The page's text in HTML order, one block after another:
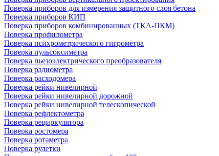
Поверка приборов для измерения защитного слоя бетона
Поверка приборов КИП
Поверка приборов комбинированных (ТКА-ПКМ)
Поверка профилометра
Поверка психрометрического гигрометра
Поверка пульсоксиметра
Поверка пьезоэлектрического преобразователя
Поверка радиометра
Поверка расходомера
Поверка рейки нивелирной
Поверка рейки нивелирной дорожной
Поверка рейки нивелирной телескопической
Поверка рефлектометра
Поверка рециркулятора
Поверка ростомера
Поверка ротаметра
Поверка рулетки